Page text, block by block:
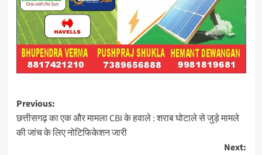
Post
navigation
Previous:
छत्तीसगढ़ का एक और मामला CBI के हवाले : शराब घोटाले से जुड़े मामले
की जांच के लिए नोटिफिकेशन जारी
Next: